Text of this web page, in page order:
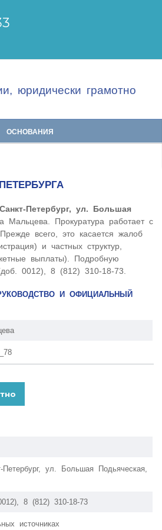
юридически грамотно
ОСНОВАНИЯ
Петербург, ул. Большая
Мальцева. Прокуратура работает с
всего, это касается жалоб
и частных структур,
выплаты). Подробную
0012), 8 (812) 310-18-73.
И ОФИЦИАЛЬНЫЙ
Петербург, ул. Большая Подьяческая,
8 (812) 310-18-73
источниках